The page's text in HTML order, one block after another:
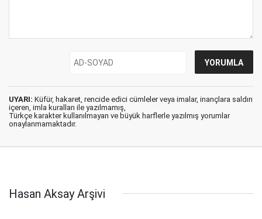
UYARI: Küfür, hakaret, rencide edici cümleler veya imalar, inançlara saldırı
içeren, imla kuralları ile yazılmamış,
Türkçe karakter kullanılmayan ve büyük harflerle yazılmış yorumlar
onaylanmamaktadır.
Hasan Aksay Arşivi